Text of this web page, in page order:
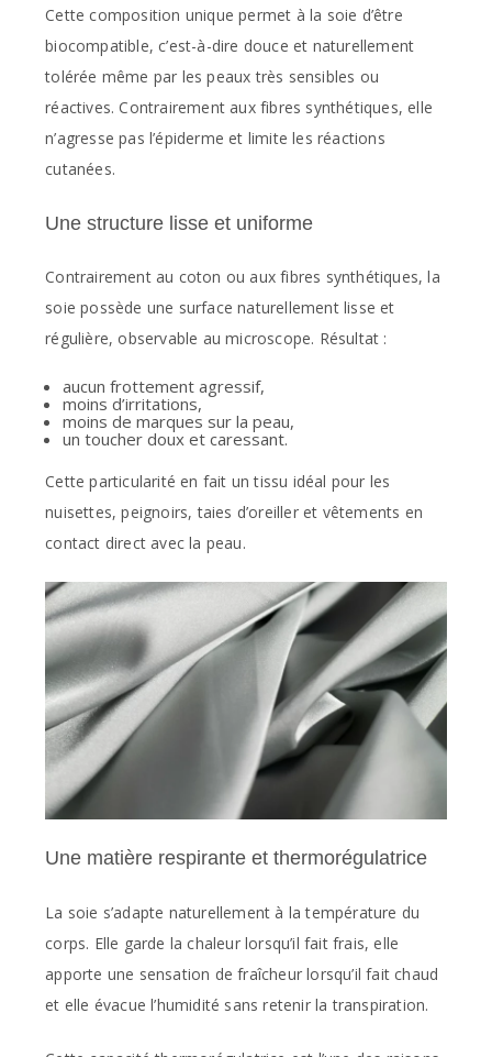
Cette composition unique permet à la soie d’être
biocompatible, c’est-à-dire douce et naturellement
tolérée même par les peaux très sensibles ou
réactives. Contrairement aux fibres synthétiques, elle
n’agresse pas l’épiderme et limite les réactions
cutanées.
Une structure lisse et uniforme
Contrairement au coton ou aux fibres synthétiques, la
soie possède une surface naturellement lisse et
régulière, observable au microscope. Résultat :
aucun frottement agressif,
moins d’irritations,
moins de marques sur la peau,
un toucher doux et caressant.
Cette particularité en fait un tissu idéal pour les
nuisettes, peignoirs, taies d’oreiller et vêtements en
contact direct avec la peau.
Une matière respirante et thermorégulatrice
La soie s’adapte naturellement à la température du
corps. Elle garde la chaleur lorsqu’il fait frais, elle
apporte une sensation de fraîcheur lorsqu’il fait chaud
et elle évacue l’humidité sans retenir la transpiration.